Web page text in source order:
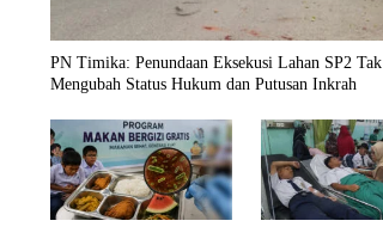
PN Timika: Penundaan Eksekusi Lahan SP2 Tak
Mengubah Status Hukum dan Putusan Inkrah